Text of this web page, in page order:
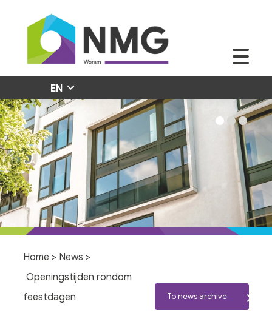
EN
Home > News >
Openingstijden rondom
feestdagen
To news archive